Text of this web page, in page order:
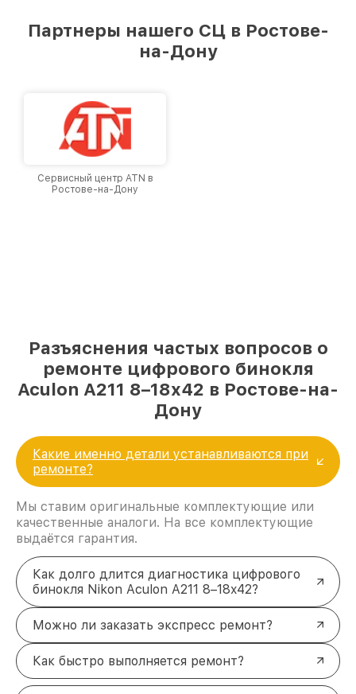
Партнеры нашего СЦ в Ростове-
на-Дону
Сервисный центр ATN в
Ростове-на-Дону
Разъяснения частых вопросов о
ремонте цифрового бинокля
Aculon A211 8–18x42 в Ростове-на-
Дону
Какие именно детали устанавливаются при
ремонте?
Мы ставим оригинальные комплектующие или
качественные аналоги. На все комплектующие
выдаётся гарантия.
Как долго длится диагностика цифрового
бинокля Nikon Aculon A211 8–18x42?
Можно ли заказать экспресс ремонт?
Как быстро выполняется ремонт?